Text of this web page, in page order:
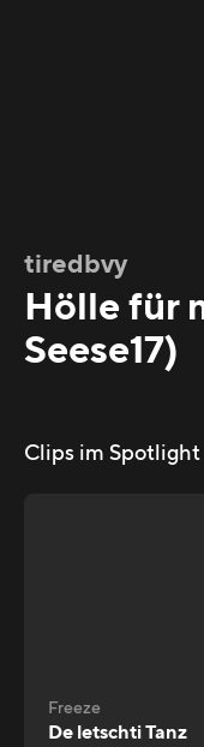
tiredbvy
Hölle für
Seese17)
Clips im Spotlight
Freeze
De letschti Tanz